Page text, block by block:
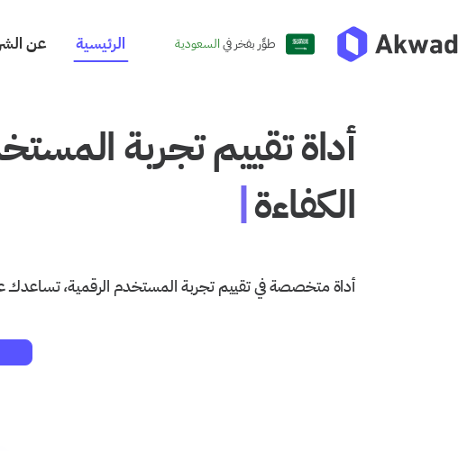
طوِّر بفخر فيالسعودية الرئيسية عن
أداة تقييم تجربة
التصميم الت
أداة متخصصة في تقييم تجربة المستخدم الرقمية،